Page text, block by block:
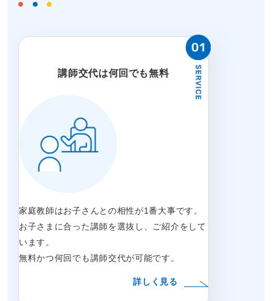
講師交代は何回でも無料
家庭教師はお子さんとの相性が1番大事です。
お子さまに合った講師を選抜し、ご紹介をして
います。
無料かつ何回でも講師交代が可能です。
詳しく見る